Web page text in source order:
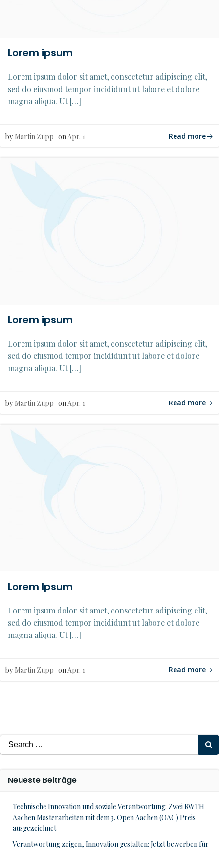
Lorem ipsum
Lorem ipsum dolor sit amet, consectetur adipiscing elit,
sed do eiusmod tempor incididunt ut labore et dolore
magna aliqua. Ut […]
by Martin Zupp onApr. 1 Read more
Lorem ipsum
Lorem ipsum dolor sit amet, consectetur adipiscing elit,
sed do eiusmod tempor incididunt ut labore et dolore
magna aliqua. Ut […]
by Martin Zupp onApr. 1 Read more
Lorem Ipsum
Lorem ipsum dolor sit amet, consectetur adipiscing elit,
sed do eiusmod tempor incididunt ut labore et dolore
magna aliqua. Ut […]
by Martin Zupp onApr. 1 Read more
Search
for:
Neueste Beiträge
Technische Innovation und soziale Verantwortung: Zwei RWTH-
Aachen Masterarbeiten mit dem 3. Open Aachen (OAC) Preis
ausgezeichnet
Verantwortung zeigen, Innovation gestalten: Jetzt bewerben für